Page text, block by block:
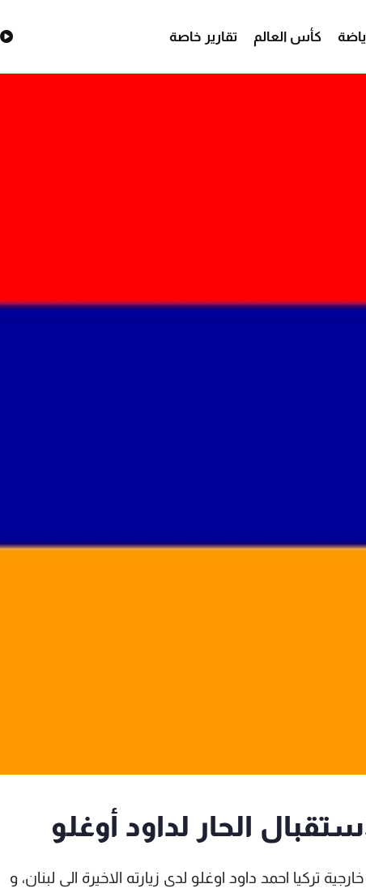
كأس العالم تقارير خاصة
الحار لداود أوغلو
تركيا احمد داود اوغلو لدى زيارته الاخيرة الى لبنان، و